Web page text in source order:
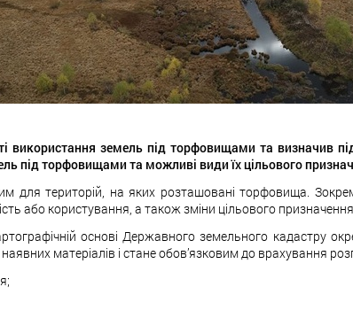
використання земель під торфовищами та визначив
під торфовищами та можливі види їх цільового
територій, на яких розташовані торфовища.
або користування, а також зміни цільового
основі Державного земельного кадастру
матеріалів і стане обов’язковим до врахування